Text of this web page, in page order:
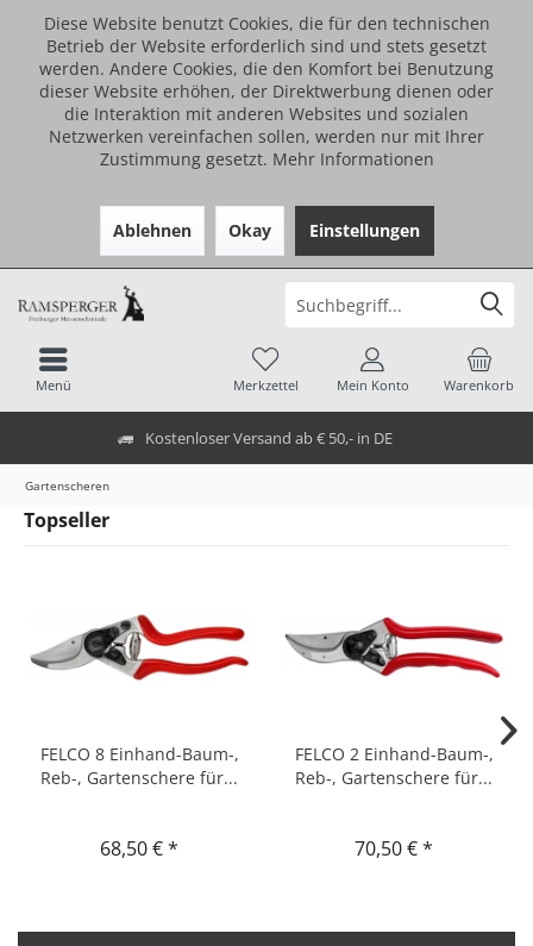
Diese Website benutzt Cookies, die für den technischen
Betrieb der Website erforderlich sind und stets gesetzt
werden. Andere Cookies, die den Komfort bei Benutzung
dieser Website erhöhen, der Direktwerbung dienen oder
die Interaktion mit anderen Websites und sozialen
Netzwerken vereinfachen sollen, werden nur mit Ihrer
Zustimmung gesetzt. Mehr Informationen
Ablehnen Okay Einstellungen
Kostenloser Versand ab € 50,- in DE
Warenkorb
Merkzettel Mein Konto
Menü
Gartenscheren
Topseller
FELCO 8 Einhand-Baum-,
Reb-, Gartenschere für...
68,50 € *
FELCO 2 Einhand-Baum-,
Reb-, Gartenschere für...
70,50 € *